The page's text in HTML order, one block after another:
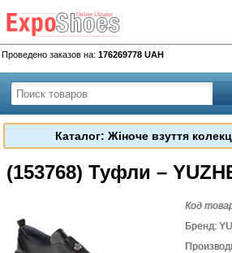
Проведено заказов на: 176269778 UAH
Каталог: Жіноче взуття
(153768) Туфли –
Код
Бренд: